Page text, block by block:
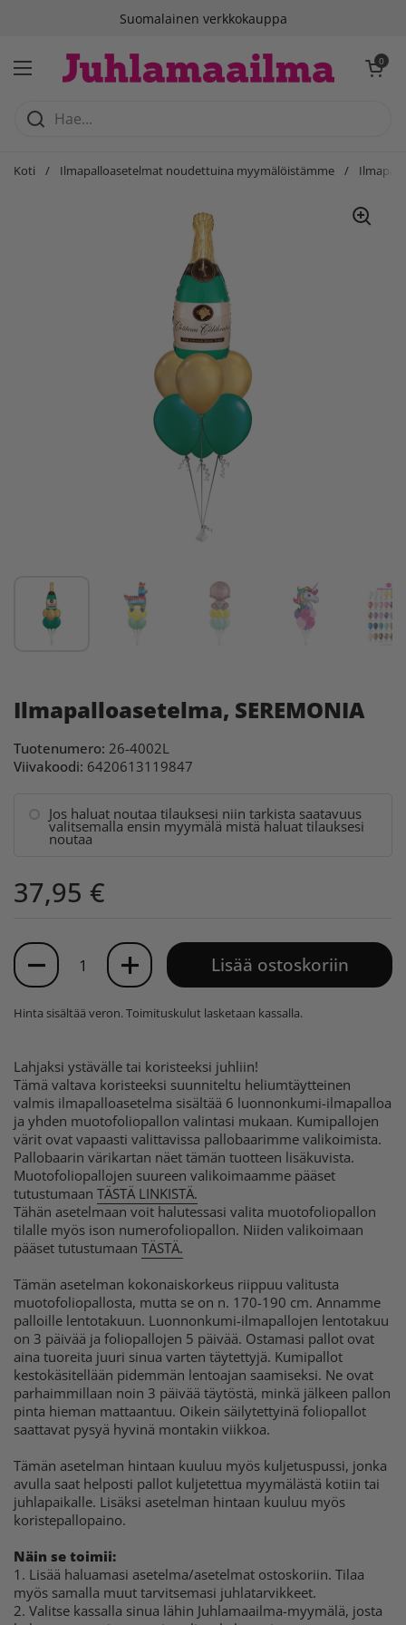
Suomalainen verkkokauppa
Avaa valikko
Avaa 0
Koti / Ilmapalloasetelmat noudettuina myymälöistämme /
Ilmapalloasetelma, SEREMONIA
Tuotenumero: 26-4002L
Viivakoodi: 6420613119847
Jos haluat noutaa tilauksesi niin tarkista saatavuus
valitsemalla ensin myymälä mistä haluat tilauksesi
noutaa
37,95 €
Määrä
Lisää ostoskoriin
Hinta sisältää veron.Toimituskulut lasketaan kassalla.
Lahjaksi ystävälle tai koristeeksi juhliin!
Tämä valtava koristeeksi suunniteltu heliumtäytteinen
valmis ilmapalloasetelma sisältää 6 luonnonkumi-ilmapalloa
ja yhden muotofoliopallon valintasi mukaan. Kumipallojen
värit ovat vapaasti valittavissa pallobaarimme valikoimista.
Pallobaarin värikartan näet tämän tuotteen lisäkuvista.
Muotofoliopallojen suureen valikoimaamme pääset
tutustumaan TÄSTÄ LINKISTÄ.
Tähän asetelmaan voit halutessasi valita muotofoliopallon
tilalle myös ison numerofoliopallon. Niiden valikoimaan
pääset tutustumaan TÄSTÄ.
Tämän asetelman kokonaiskorkeus riippuu valitusta
muotofoliopallosta, mutta se on n. 170-190 cm. Annamme
palloille lentotakuun. Luonnonkumi-ilmapallojen lentotakuu
on 3 päivää ja foliopallojen 5 päivää. Ostamasi pallot ovat
aina tuoreita juuri sinua varten täytettyjä. Kumipallot
kestokäsitellään pidemmän lentoajan saamiseksi. Ne ovat
parhaimmillaan noin 3 päivää täytöstä, minkä jälkeen pallon
pinta hieman mattaantuu. Oikein säilytettyinä foliopallot
saattavat pysyä hyvinä montakin viikkoa.
Tämän asetelman hintaan kuuluu myös kuljetuspussi, jonka
avulla saat helposti pallot kuljetettua myymälästä kotiin tai
juhlapaikalle. Lisäksi asetelman hintaan kuuluu myös
koristepallopaino.
Näin se toimii:
1. Lisää haluamasi asetelma/asetelmat ostoskoriin. Tilaa
myös samalla muut tarvitsemasi juhlatarvikkeet.
2. Valitse kassalla sinua lähin Juhlamaailma-myymälä, josta